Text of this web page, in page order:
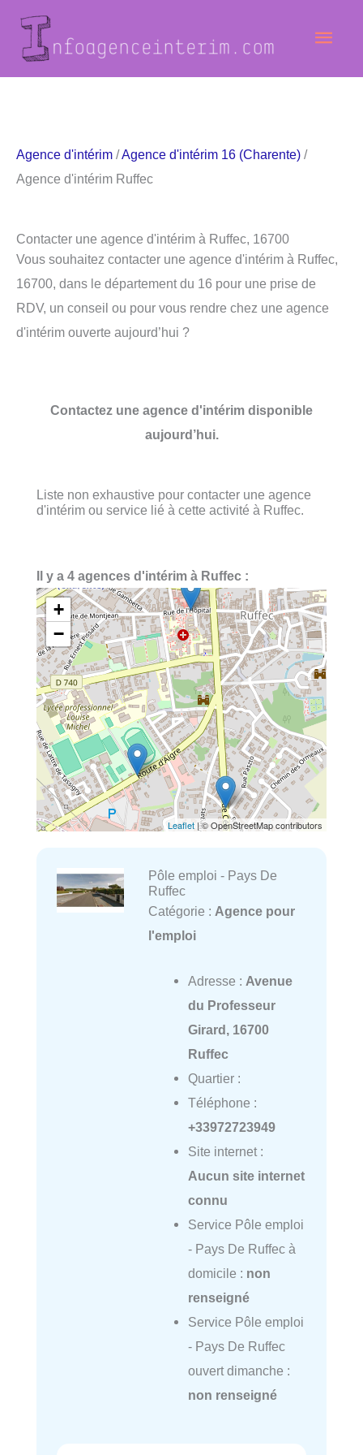
contenu
Agence d'intérim /Agence d'intérim 16 (Charente) /
Agence d'intérim Ruffec
Contacter une agence d'intérim à Ruffec, 16700
Vous souhaitez contacter une agence d'intérim à Ruffec,
16700, dans le département du 16 pour une prise de
RDV, un conseil ou pour vous rendre chez une agence
d'intérim ouverte aujourd’hui ?
Contactez une agence d'intérim disponible
aujourd’hui.
Liste non exhaustive pour contacter une agence
d'intérim ou service lié à cette activité à Ruffec.
Il y a 4 agences d'intérim à Ruffec :
+
−
Leaflet | © OpenStreetMap contributors
Pôle emploi - Pays De
Ruffec
Catégorie : Agence pour
l'emploi
Adresse : Avenue
du Professeur
Girard, 16700
Ruffec
Quartier :
Téléphone :
+33972723949
Site internet :
Aucun site internet
connu
Service Pôle emploi
- Pays De Ruffec à
domicile : non
renseigné
Service Pôle emploi
- Pays De Ruffec
ouvert dimanche :
non renseigné